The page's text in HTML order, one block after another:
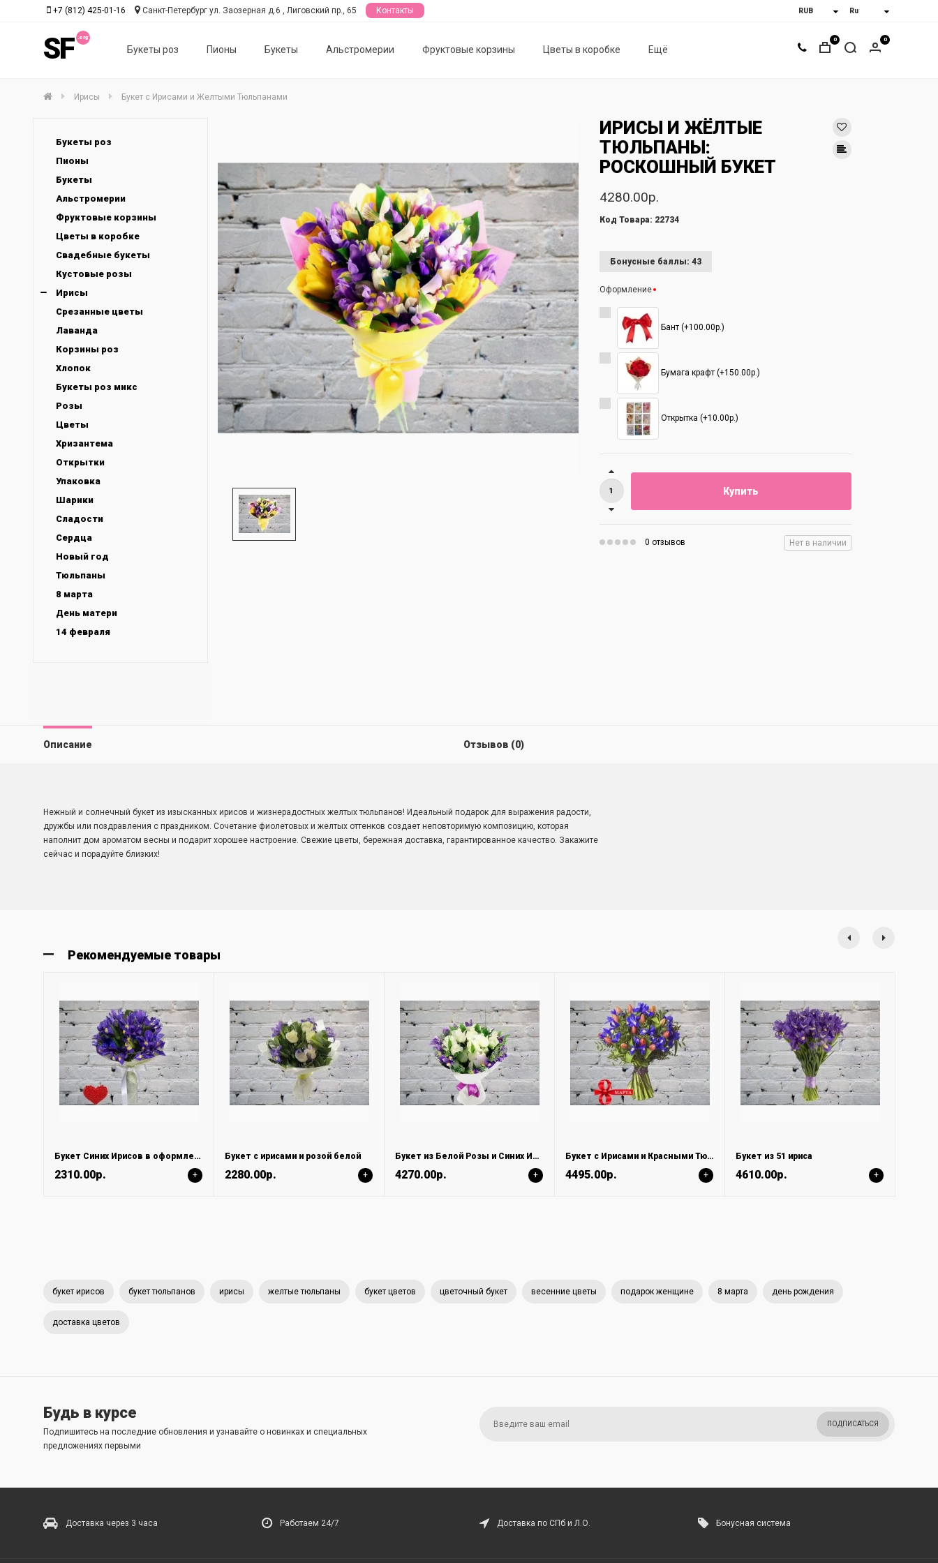
SF Букеты роз Пионы Букеты Альстромерии Фруктовые корзины Цветы в коробке Ещё
+7 (812) 425-01-16 Санкт-Петербург ул. Заозерная д.6 , Лиговский пр., 65 Контакты
0 0
Ирисы Букет с Ирисами и Желтыми Тюльпанами
Букеты роз
Пионы
Букеты
Альстромерии
Фруктовые корзины
Цветы в коробке
Свадебные букеты
Кустовые розы
Ирисы
Срезанные цветы
Лаванда
Корзины роз
Хлопок
Букеты роз микс
Розы
Цветы
Хризантема
Открытки
Упаковка
Шарики
Сладости
Сердца
Новый год
Тюльпаны
8 марта
День матери
14 февраля
ИРИСЫ И ЖЁЛТЫЕ
ТЮЛЬПАНЫ:
РОСКОШНЫЙ БУКЕТ
4280.00р.
Код Товара: 22734
Бонусные баллы: 43
Оформление
Бант (+100.00р.)
Бумага крафт (+150.00р.)
Открытка (+10.00р.)
Купить
0 отзывов Нет в наличии
Описание Отзывов (0)
Нежный и солнечный букет из изысканных ирисов и жизнерадостных желтых тюльпанов! Идеальный подарок для выражения радости,
дружбы или поздравления с праздником. Сочетание фиолетовых и желтых оттенков создает неповторимую композицию, которая
наполнит дом ароматом весны и подарит хорошее настроение. Свежие цветы, бережная доставка, гарантированное качество. Закажите
сейчас и порадуйте близких!
Рекомендуемые товары
Букет Синих Ирисов в оформлении
2310.00р. +
Букет с ирисами и розой белой
2280.00р. +
Букет из Белой Розы и Синих Ирисов
4270.00р. +
Букет с Ирисами и Красными Тюльпанами
4495.00р. +
Букет из 51 ириса
4610.00р. +
букет ирисов букет тюльпанов ирисы желтые тюльпаны букет цветов цветочный букет весенние цветы подарок женщине 8 марта день рождения
доставка цветов
Будь в курсе
Подпишитесь на последние обновления и узнавайте о новинках и специальных
предложениях первыми
ПОДПИСАТЬСЯ
Доставка через 3 часа Работаем 24/7 Доставка по СПб и Л.О. Бонусная система